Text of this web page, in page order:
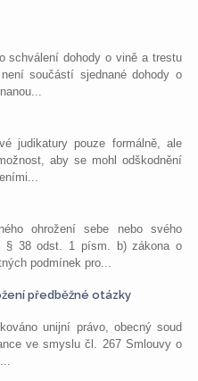
schválení dohody o vině a trestu
součástí sjednané dohody o
judikatury pouze formálně, ale
aby se mohl odškodnění
ohrožení sebe nebo svého
§ 38 odst. 1 písm. b) zákona o
podmínek pro...
předběžné otázky
unijní právo, obecný soud
ve smyslu čl. 267 Smlouvy o